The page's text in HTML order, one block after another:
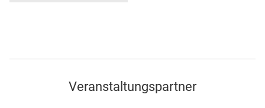
Veranstaltungspartner